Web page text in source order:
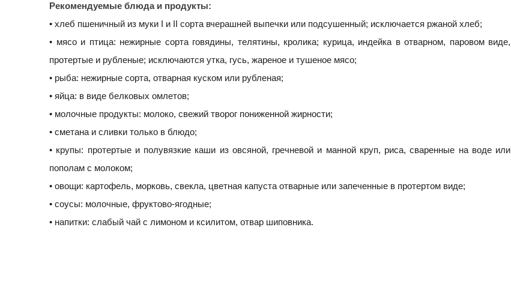
Рекомендуемые блюда и продукты:
• хлеб пшеничный из муки I и II сорта вчерашней выпечки или подсушенный; исключается ржаной хлеб;
• мясо и птица: нежирные сорта говядины, телятины, кролика; курица, индейка в отварном, паровом виде,
протертые и рубленые; исключаются утка, гусь, жареное и тушеное мясо;
• рыба: нежирные сорта, отварная куском или рубленая;
• яйца: в виде белковых омлетов;
• молочные продукты: молоко, свежий творог пониженной жирности;
• сметана и сливки только в блюдо;
• крупы: протертые и полувязкие каши из овсяной, гречневой и манной круп, риса, сваренные на воде или
пополам с молоком;
• овощи: картофель, морковь, свекла, цветная капуста отварные или запеченные в протертом виде;
• соусы: молочные, фруктово-ягодные;
• напитки: слабый чай с лимоном и ксилитом, отвар шиповника.